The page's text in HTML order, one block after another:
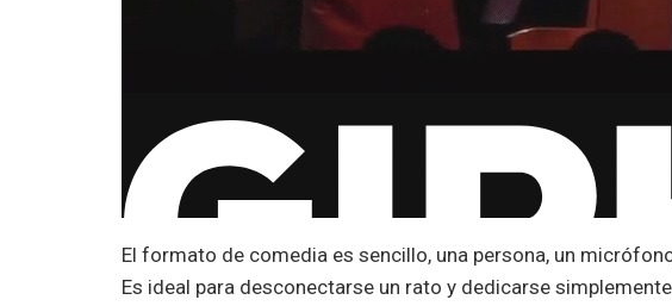
El formato de comedia es sencillo, una persona, un
Es ideal para desconectarse un rato y dedicarse